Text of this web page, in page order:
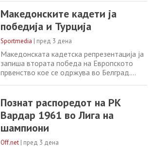
интернационална приказна, со нова
авантура, овојпат во силната лига на
Израел. Дабевска со својата борбеност,
пожртвуваност и победнички дух со
години е пример за професионализам и
Македонските кадети ја
победија и Турција
Sportmedia | пред 3 дена
Македонската кадетска репрезентација ја
запиша втората победа на Европското
првенство кое се одржува во Белград.
против Турција со 27-29 (15-13). Ѓорѓи
Николовски беше одличен на нашиот гол,
запиша 13 интервенции. Поповски
постигна 9 гола, два помалку имаше
Познат распоредот на РК
Вардар 1961 во Лига на
шампиони
Off.net | пред 3 дена